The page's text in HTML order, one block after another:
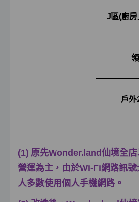
J區(廚房
戶外
(1) 原先Wonder.land仙境全
營運為主，由於Wi-Fi網路訊
人多數使用個人手機網路。